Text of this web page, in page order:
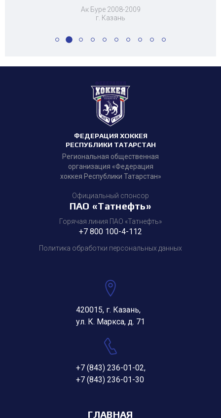
Ак Буре 2008-2009
г. Казань
ФЕДЕРАЦИЯ ХОККЕЯ
РЕСПУБЛИКИ ТАТАРСТАН
Региональная общественная
организация «Федерация
хоккея Республики Татарстан»
Официальный спонсор
ПАО «Татнефть»
Горячая линия ПАО «Татнефть»
+7 800 100-4-112
Политика обработки персональных данных
420015, г. Казань,
ул. К. Маркса, д. 71
+7 (843) 236-01-02,
+7 (843) 236-01-30
ГЛАВНАЯ